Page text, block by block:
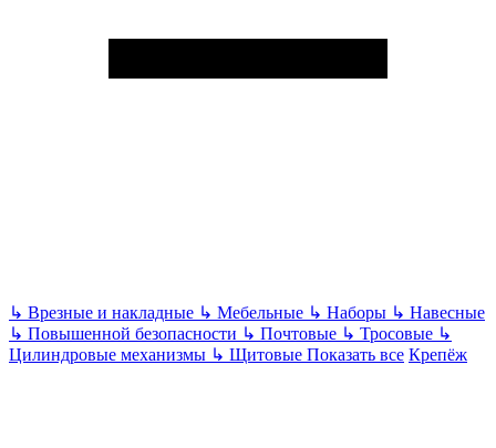
↳ Врезные и накладные ↳ Мебельные ↳ Наборы ↳ Навесные
↳ Повышенной безопасности ↳ Почтовые ↳ Тросовые ↳
Цилиндровые механизмы ↳ Щитовые Показать все Крепёж